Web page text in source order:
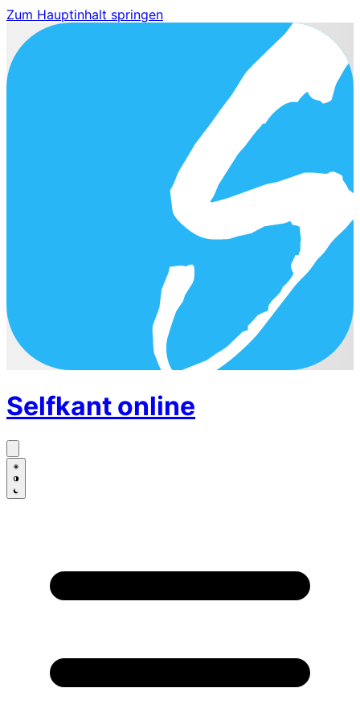
Zum Hauptinhalt springen
Selfkant online